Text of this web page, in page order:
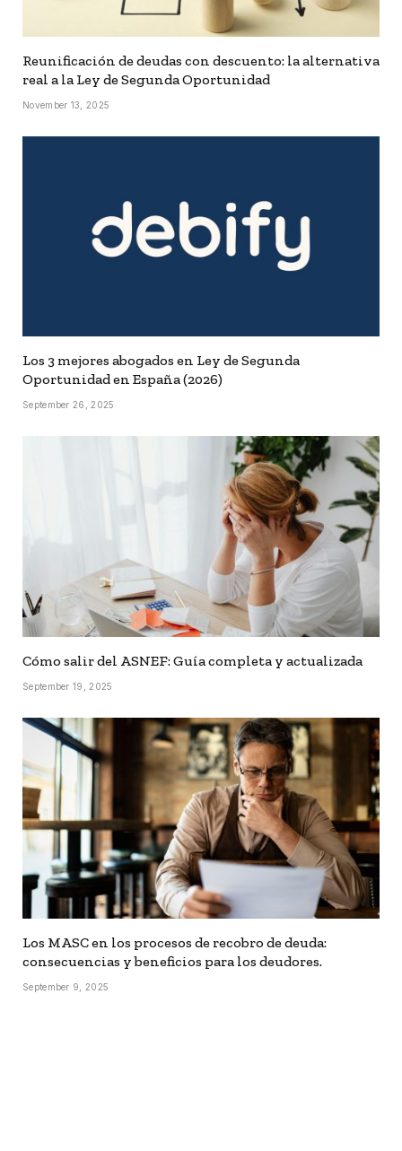
Reunificación de deudas con descuento: la alternativa
real a la Ley de Segunda Oportunidad
November 13, 2025
Los 3 mejores abogados en Ley de Segunda
Oportunidad en España (2026)
September 26, 2025
Cómo salir del ASNEF: Guía completa y actualizada
September 19, 2025
Los MASC en los procesos de recobro de deuda:
consecuencias y beneficios para los deudores.
September 9, 2025